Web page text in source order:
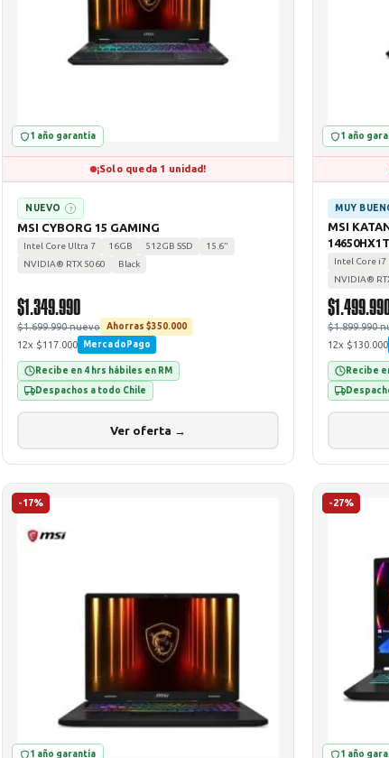
1 año garantía
¡Solo queda 1 unidad!
NUEVO ?
MSI CYBORG 15 GAMING
Intel Core Ultra 7 16GB 512GB SSD
15.6"
NVIDIA® RTX 5060
Black
$1.349.990
$1.699.990 nuevo Ahorras $350.000
12x $117.000 MercadoPago
Recibe en 4 hrs hábiles en RM
Despachos a todo Chile
Ver oferta →
1 año
MUY
MSI
Intel Core i7
NVIDIA®
$1.899.990
12x $130.000
Recibe
-17%
1 año garantía
-27%
1 año